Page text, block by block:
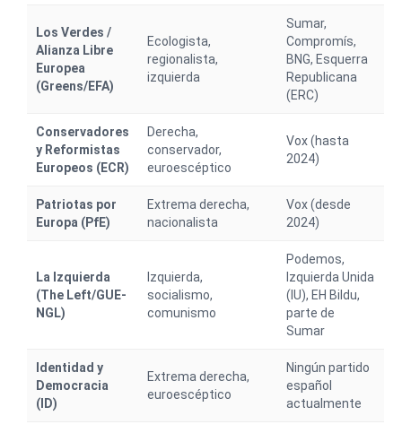
Los Verdes /
Alianza Libre
Europea
(Greens/EFA)
Ecologista,
regionalista,
izquierda
Sumar,
Compromís,
BNG, Esquerra
Republicana
(ERC)
Conservadores
y Reformistas
Europeos (ECR)
Derecha,
conservador,
euroescéptico
Vox (hasta
2024)
Patriotas por
Europa (PfE)
Extrema derecha,
nacionalista
Vox (desde
2024)
La Izquierda
(The Left/GUE-
NGL)
Izquierda,
socialismo,
comunismo
Podemos,
Izquierda Unida
(IU), EH Bildu,
parte de
Sumar
Identidad y
Democracia
(ID)
Extrema derecha,
euroescéptico
Ningún partido
español
actualmente